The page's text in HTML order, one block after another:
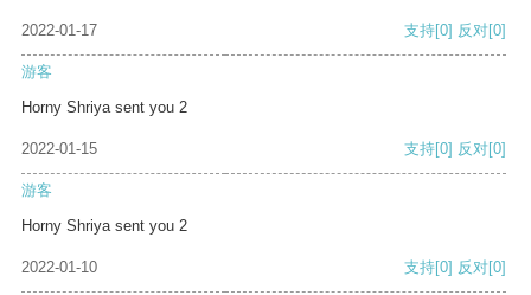
2022-01-17 支持[0] 反对[0]
游客
Horny Shriya sent you 2
2022-01-15 支持[0] 反对[0]
游客
Horny Shriya sent you 2
2022-01-10 支持[0] 反对[0]